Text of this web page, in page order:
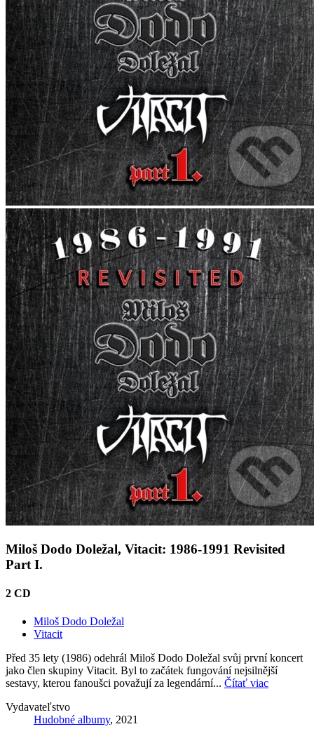
Miloš Dodo Doležal, Vitacit: 1986-1991 Revisited
Part I.
2 CD
Miloš Dodo Doležal
Vitacit
Před 35 lety (1986) odehrál Miloš Dodo Doležal svůj první koncert
jako člen skupiny Vitacit. Byl to začátek fungování nejsilnější
sestavy, kterou fanoušci považují za legendární... Čítať viac
Vydavateľstvo
Hudobné albumy, 2021